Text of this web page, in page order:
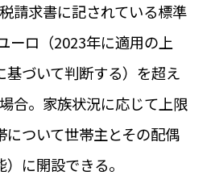
請求書に記されている標準
ーロ（2023年に適用の上
基づいて判断する）を超え
合。家族状況に応じて上限
ついて世帯主とその配偶
に開設できる。